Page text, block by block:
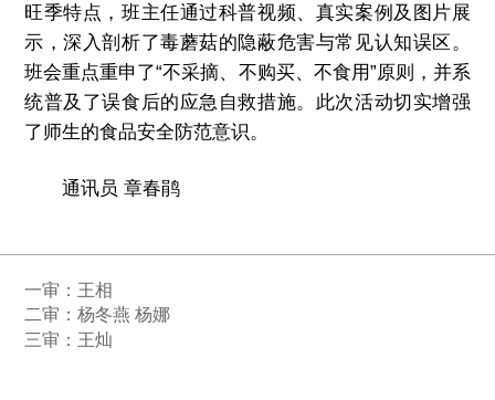
旺季特点，班主任通过科普视频、真实案例及图片展
示，深入剖析了毒蘑菇的隐蔽危害与常见认知误区。
班会重点重申了“不采摘、不购买、不食用”原则，并系
统普及了误食后的应急自救措施。此次活动切实增强
了师生的食品安全防范意识。
通讯员 章春鹃
一审： 王相
二审：杨冬燕 杨娜
三审：王灿